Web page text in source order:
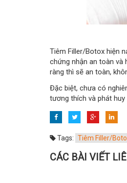
Tiêm Filler/Botox hiện
chứng nhận an toàn và
ràng thì sẽ an toàn,
Đặc biệt, chưa có
tương thích và phát
Tags: Tiêm Filler/
CÁC BÀI VIẾT